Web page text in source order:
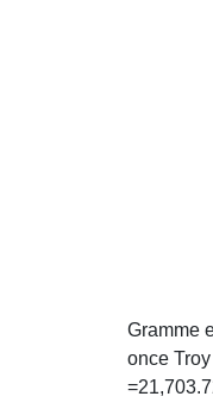
Gramme
once